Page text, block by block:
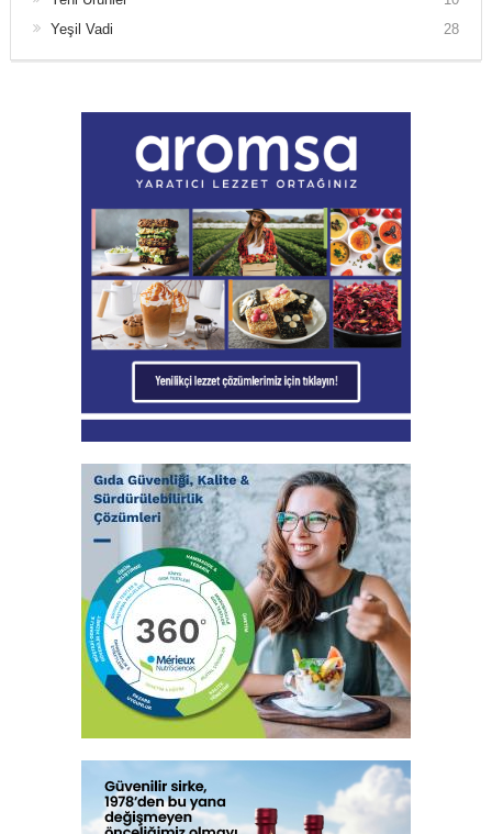
Yeşil Vadi
28